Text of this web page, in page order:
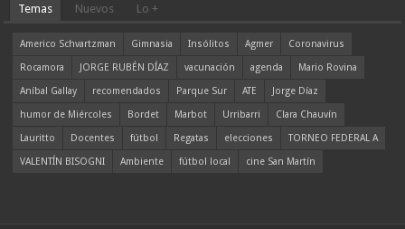
Temas Nuevos Lo +
Americo Schvartzman Gimnasia Insólitos Agmer
Coronavirus
Rocamora
JORGE RUBÉN DÍAZ vacunación agenda
Mario Rovina
Aníbal Gallay
recomendados Parque Sur ATE
Jorge Díaz
humor de Miércoles
Bordet Marbot Urribarri
Clara Chauvín
Lauritto
Docentes fútbol Regatas elecciones
TORNEO FEDERAL A
VALENTÍN BISOGNI
Ambiente fútbol local cine San Martín